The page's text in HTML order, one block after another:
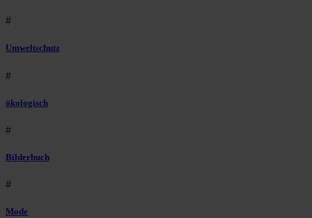
#
Umweltschutz
#
ökologisch
#
Bilderbuch
#
Mode